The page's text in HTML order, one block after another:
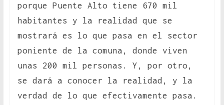
porque Puente Alto tiene 670 mil
habitantes y la realidad que se
mostrará es lo que pasa en el sector
poniente de la comuna, donde viven
unas 200 mil personas. Y, por otro,
se dará a conocer la realidad, y la
verdad de lo que efectivamente pasa.